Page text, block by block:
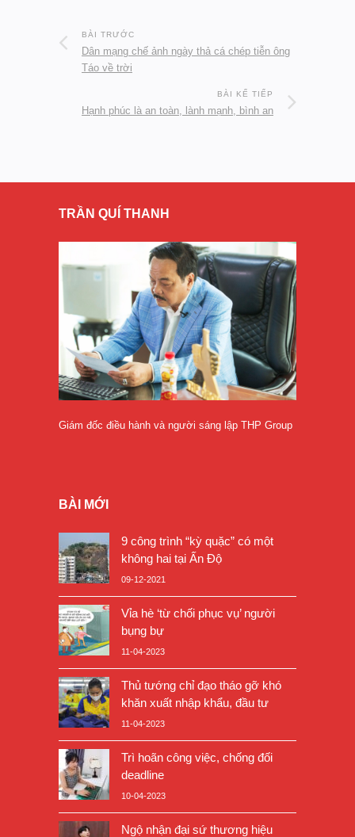
BÀI TRƯỚC
Dân mạng chế ảnh ngày thả cá chép tiễn ông
Táo về trời
BÀI KẾ TIẾP
Hạnh phúc là an toàn, lành mạnh, bình an
TRẦN QUÍ THANH
Giám đốc điều hành và người sáng lập THP Group
BÀI MỚI
9 công trình “kỳ quặc” có một
không hai tại Ấn Độ
09-12-2021
Vỉa hè ‘từ chối phục vụ’ người
bụng bự
11-04-2023
Thủ tướng chỉ đạo tháo gỡ khó
khăn xuất nhập khẩu, đầu tư
11-04-2023
Trì hoãn công việc, chống đối
deadline
10-04-2023
Ngộ nhận đại sứ thương hiệu